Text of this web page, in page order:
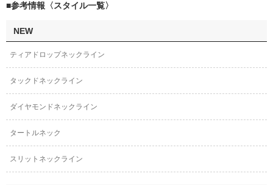
■参考情報〈スタイル一覧〉
NEW
ティアドロップネックライン
タックドネックライン
ダイヤモンドネックライン
タートルネック
スリットネックライン